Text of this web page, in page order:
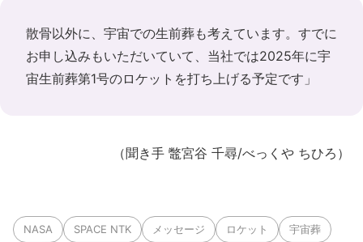
散骨以外に、宇宙での生前葬も考えています。すでに
お申し込みもいただいていて、当社では2025年に宇
宙生前葬第1号のロケットを打ち上げる予定です」
（聞き手 鼈宮谷 千尋/べっくや ちひろ）
NASA SPACE NTK メッセージ ロケット 宇宙葬